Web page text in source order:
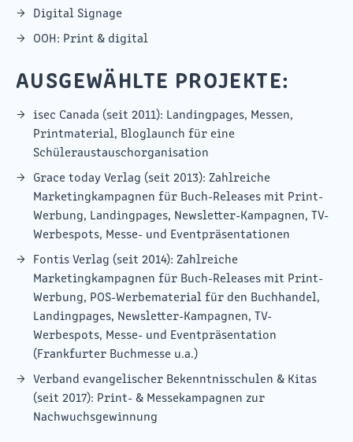
Digital Signage
OOH: Print & digital
AUSGEWÄHLTE PROJEKTE:
isec Canada (seit 2011): Landingpages, Messen,
Printmaterial, Bloglaunch für eine
Schüleraustauschorganisation
Grace today Verlag (seit 2013): Zahlreiche
Marketingkampagnen für Buch-Releases mit Print-
Werbung, Landingpages, Newsletter-Kampagnen, TV-
Werbespots, Messe- und Eventpräsentationen
Fontis Verlag (seit 2014): Zahlreiche
Marketingkampagnen für Buch-Releases mit Print-
Werbung, POS-Werbematerial für den Buchhandel,
Landingpages, Newsletter-Kampagnen, TV-
Werbespots, Messe- und Eventpräsentation
(Frankfurter Buchmesse u.a.)
Verband evangelischer Bekenntnisschulen & Kitas
(seit 2017): Print- & Messekampagnen zur
Nachwuchsgewinnung